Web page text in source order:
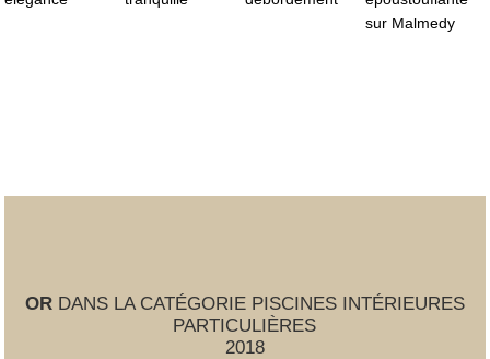
sur Malmedy
ORDANS LA CATÉGORIE PISCINES INTÉRIEURES
PARTICULIÈRES
2018